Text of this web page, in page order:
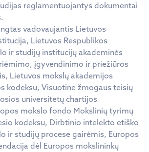
reglamentuojantys dokumentai
vadovaujantis Lietuvos
Lietuvos Respublikos
ir studijų institucijų akademinės
įgyvendinimo ir priežiūros
Lietuvos mokslų akademijos
kodeksu, Visuotine žmogaus teisių
universitetų chartijos
mokslo fondo Mokslinių tyrimų
kodeksu, Dirbtinio intelekto etiško
ir studijų procese gairėmis, Europos
dėl Europos mokslininkų